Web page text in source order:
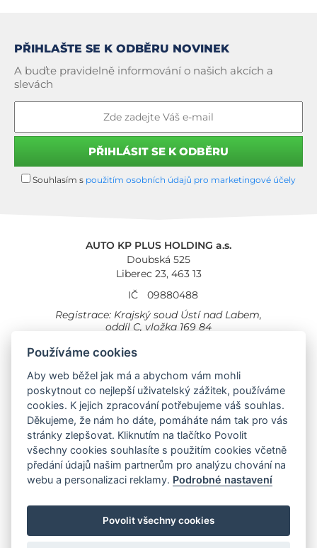
PŘIHLAŠTE SE K ODBĚRU NOVINEK
A buďte pravidelně informování o našich akcích a
slevách
Souhlasím s použitím osobních údajů pro marketingové účely
AUTO KP PLUS HOLDING a.s.
Doubská 525
Liberec 23, 463 13
IČ
09880488
Registrace: Krajský soud Ústí nad Labem,
oddíl C, vložka 169 84
Cookies Všeobecné obchodní podmínky
Provozovna Toyota
Londýnská 558
Liberec, 460 01
Provozovna Toyota Professional
Doubská 660,
Liberec 463 12
Auto KP Plus:
Toyota Opel Jeep Hyundai
Používáme cookies
Aby web běžel jak má a abychom vám mohli
poskytnout co nejlepší uživatelský zážitek, používáme
cookies. K jejich zpracování potřebujeme váš souhlas.
Děkujeme, že nám ho dáte, pomáháte nám tak pro vás
stránky zlepšovat. Kliknutím na tlačítko Povolit
všechny cookies souhlasíte s použitím cookies včetně
předání údajů našim partnerům pro analýzu chování na
webu a personalizaci reklamy. Podrobné nastavení
Povolit všechny cookies